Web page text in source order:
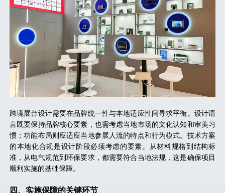
跨境展台设计需要在品牌统一性与本地适应性间寻求平衡。设计语
言既要保持品牌核心要素，也需考虑当地市场的文化认知和审美习
惯；功能布局则应适应当地参展人流的特点和行为模式。技术方案
的本地化合规是设计阶段必须考虑的要素。从材料规格到结构标
准，从电气规范到环保要求，都需要符合当地法规，这是确保项目
顺利实施的基础保障。
四、 实施保障的关键环节